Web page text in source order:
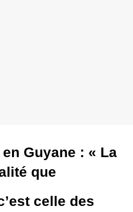
Guyane : « La
que
celle des